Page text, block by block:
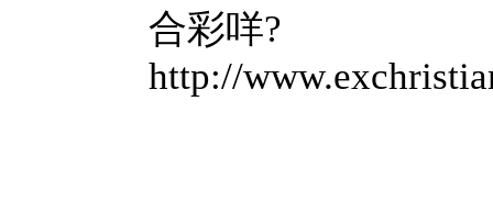
合彩咩?
http://